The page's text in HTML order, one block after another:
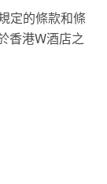
定的條款和條
香港W酒店之